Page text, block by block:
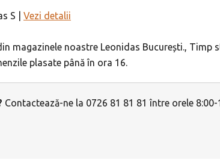
S | Vezi detalii
magazinele noastre Leonidas București.,
plasate până în ora 16.
Contactează-ne la 0726 81 81 81 între orele 8:00-